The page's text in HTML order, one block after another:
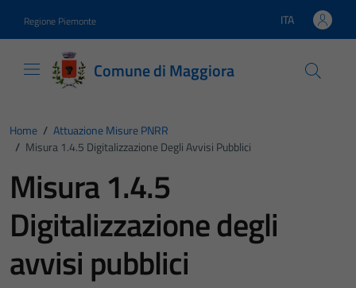
Regione Piemonte Lingua attiva:
ITA
Comune di Maggiora
Home / Attuazione Misure PNRR
/ Misura 1.4.5 Digitalizzazione Degli Avvisi Pubblici
Misura 1.4.5
Digitalizzazione degli
avvisi pubblici